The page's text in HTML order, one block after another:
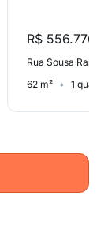
R$ 556.776
Rua Sousa
62 m²
1 quarto